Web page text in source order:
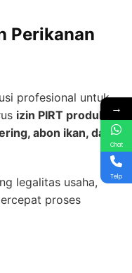
Perikanan
profesional untuk
izin PIRT produk
abon ikan, dan
legalitas usaha,
proses
→
Chat
Telp